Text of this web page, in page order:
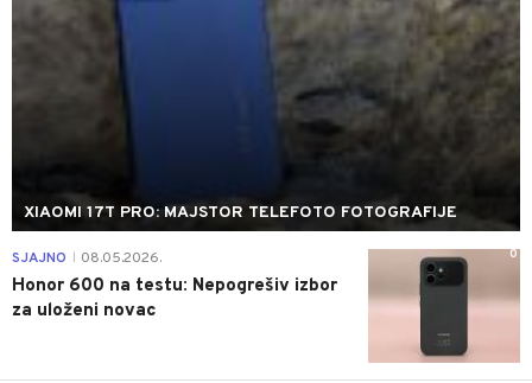
XIAOMI 17T PRO: MAJSTOR TELEFOTO FOTOGRAFIJE
0
SJAJNO 08.05.2026.
Honor 600 na testu: Nepogrešiv izbor
za uloženi novac